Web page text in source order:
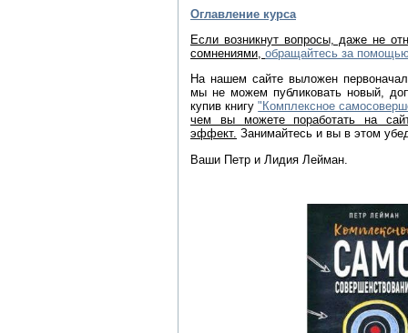
Оглавление курса
Если возникнут вопросы, даже не
сомнениями, обращайтесь за
На нашем сайте выложен
мы не можем публиковать новый,
купив книгу"Комплексное
чем вы можете поработать на
эффект. Занимайтесь и вы в этом
Ваши Петр и Лидия Лейман.